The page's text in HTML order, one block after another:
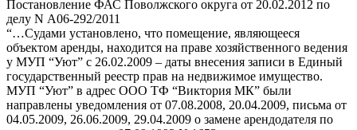
Постановление ФАС Поволжского округа от 20.02.2012 по
делу N А06-292/2011
“…Судами установлено, что помещение, являющееся
объектом аренды, находится на праве хозяйственного ведения
у МУП “Уют” с 26.02.2009 – даты внесения записи в Единый
государственный реестр прав на недвижимое имущество.
МУП “Уют” в адрес ООО ТФ “Виктория МК” были
направлены уведомления от 07.08.2008, 20.04.2009, письма от
04.05.2009, 26.06.2009, 29.04.2009 о замене арендодателя по